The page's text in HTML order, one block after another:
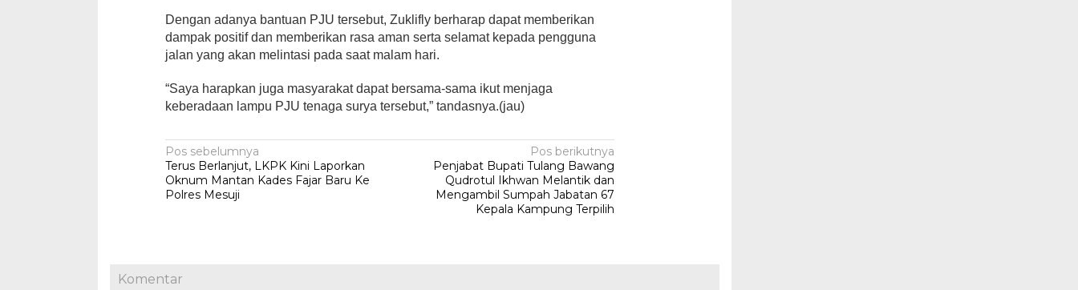
Dengan adanya bantuan PJU tersebut, Zuklifly berharap dapat memberikan
dampak positif dan memberikan rasa aman serta selamat kepada pengguna
jalan yang akan melintasi pada saat malam hari.
“Saya harapkan juga masyarakat dapat bersama-sama ikut menjaga
keberadaan lampu PJU tenaga surya tersebut,” tandasnya.(jau)
Navigasi
pos
Pos sebelumnya
Terus Berlanjut, LKPK Kini Laporkan
Oknum Mantan Kades Fajar Baru Ke
Polres Mesuji
Pos berikutnya
Penjabat Bupati Tulang Bawang
Qudrotul Ikhwan Melantik dan
Mengambil Sumpah Jabatan 67
Kepala Kampung Terpilih
Komentar